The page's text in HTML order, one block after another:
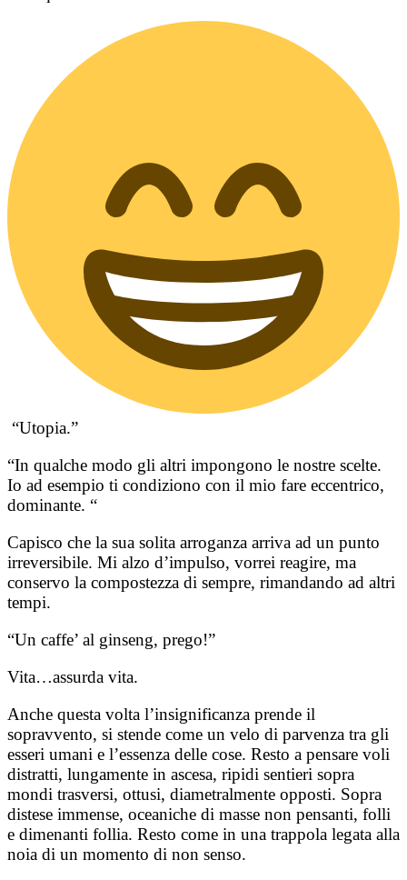
“Utopia.”
“In qualche modo gli altri impongono le nostre scelte.
Io ad esempio ti condiziono con il mio fare eccentrico,
dominante. “
Capisco che la sua solita arroganza arriva ad un punto
irreversibile. Mi alzo d’impulso, vorrei reagire, ma
conservo la compostezza di sempre, rimandando ad altri
tempi.
“Un caffe’ al ginseng, prego!”
Vita…assurda vita.
Anche questa volta l’insignificanza prende il
sopravvento, si stende come un velo di parvenza tra gli
esseri umani e l’essenza delle cose. Resto a pensare voli
distratti, lungamente in ascesa, ripidi sentieri sopra
mondi trasversi, ottusi, diametralmente opposti. Sopra
distese immense, oceaniche di masse non pensanti, folli
e dimenanti follia. Resto come in una trappola legata alla
noia di un momento di non senso.